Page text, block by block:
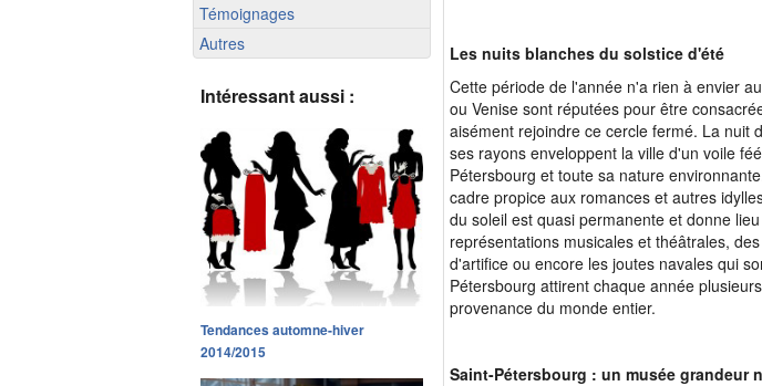
Témoignages
Autres
Intéressant aussi :
Tendances automne-hiver
2014/2015
Les nuits blanches du solstice d'été
Cette période de l'année n'a rien à envier
ou Venise sont réputées pour être
aisément rejoindre ce cercle fermé. La nuit
ses rayons enveloppent la ville d'un voile
Pétersbourg et toute sa nature
cadre propice aux romances et autres
du soleil est quasi permanente et donne
représentations musicales et théâtrales,
d'artifice ou encore les joutes navales qui
Pétersbourg attirent chaque année
provenance du monde entier.
Saint-Pétersbourg : un musée grandeur